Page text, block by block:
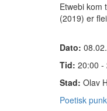
Etwebi kom
(2019) er
Dato:
Tid: 20:00 -
Stad: Olav
Poetisk